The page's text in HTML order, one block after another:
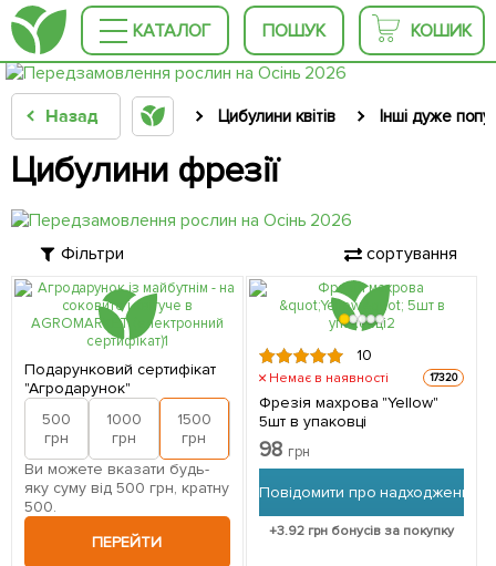
КАТАЛОГ ПОШУК КОШИК
Назад Цибулини квітів Інші дуже
Цибулини фрезії
Фільтри сортування
Подарунковий сертифікат
"Агродарунок"
500
грн
1000
грн
1500
грн
2000
грн
Ви можете вказати будь-
яку суму від 500 грн, кратну
500.
ПЕРЕЙТИ
10
Немає в наявності 17320
Фрезія махрова "Yellow"
5шт в упаковці
98 грн
Повідомити про надходження
+3.92 грн бонусів за покупку